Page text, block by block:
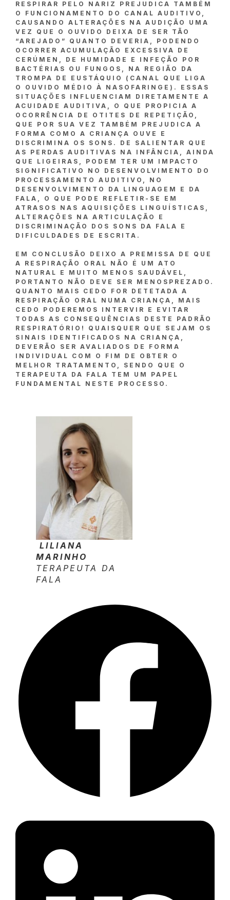
RESPIRAR PELO NARIZ PREJUDICA TAMBÉM
O FUNCIONAMENTO DO CANAL AUDITIVO,
CAUSANDO ALTERAÇÕES NA AUDIÇÃO UMA
VEZ QUE O OUVIDO DEIXA DE SER TÃO
“AREJADO” QUANTO DEVERIA, PODENDO
OCORRER ACUMULAÇÃO EXCESSIVA DE
CERÚMEN, DE HUMIDADE E INFEÇÃO POR
BACTÉRIAS OU FUNGOS, NA REGIÃO DA
TROMPA DE EUSTÁQUIO (CANAL QUE LIGA
O OUVIDO MÉDIO À NASOFARINGE). ESSAS
SITUAÇÕES INFLUENCIAM DIRETAMENTE A
ACUIDADE AUDITIVA, O QUE PROPICIA A
OCORRÊNCIA DE OTITES DE REPETIÇÃO,
QUE POR SUA VEZ TAMBÉM PREJUDICA A
FORMA COMO A CRIANÇA OUVE E
DISCRIMINA OS SONS. DE SALIENTAR QUE
AS PERDAS AUDITIVAS NA INFÂNCIA, AINDA
QUE LIGEIRAS, PODEM TER UM IMPACTO
SIGNIFICATIVO NO DESENVOLVIMENTO DO
PROCESSAMENTO AUDITIVO, NO
DESENVOLVIMENTO DA LINGUAGEM E DA
FALA, O QUE PODE REFLETIR-SE EM
ATRASOS NAS AQUISIÇÕES LINGUÍSTICAS,
ALTERAÇÕES NA ARTICULAÇÃO E
DISCRIMINAÇÃO DOS SONS DA FALA E
DIFICULDADES DE ESCRITA.
EM CONCLUSÃO DEIXO A PREMISSA DE QUE
A RESPIRAÇÃO ORAL NÃO É UM ATO
NATURAL E MUITO MENOS SAUDÁVEL,
PORTANTO NÃO DEVE SER MENOSPREZADO.
QUANTO MAIS CEDO FOR DETETADA A
RESPIRAÇÃO ORAL NUMA CRIANÇA, MAIS
CEDO PODEREMOS INTERVIR E EVITAR
TODAS AS CONSEQUÊNCIAS DESTE PADRÃO
RESPIRATÓRIO! QUAISQUER QUE SEJAM OS
SINAIS IDENTIFICADOS NA CRIANÇA,
DEVERÃO SER AVALIADOS DE FORMA
INDIVIDUAL COM O FIM DE OBTER O
MELHOR TRATAMENTO, SENDO QUE O
TERAPEUTA DA FALA TEM UM PAPEL
FUNDAMENTAL NESTE PROCESSO.
LILIANA
MARINHO
TERAPEUTA DA
FALA